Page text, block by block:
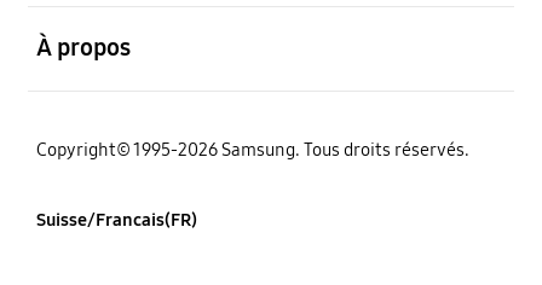
À propos
Copyright© 1995-2026 Samsung. Tous droits réservés.
Suisse/Francais(FR)